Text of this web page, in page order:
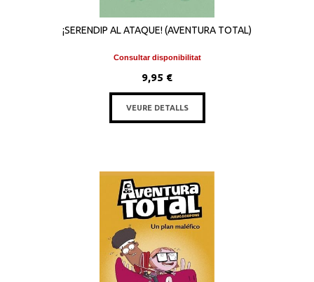
¡SERENDIP AL ATAQUE! (AVENTURA TOTAL)
Consultar disponibilitat
9,95 €
VEURE DETALLS